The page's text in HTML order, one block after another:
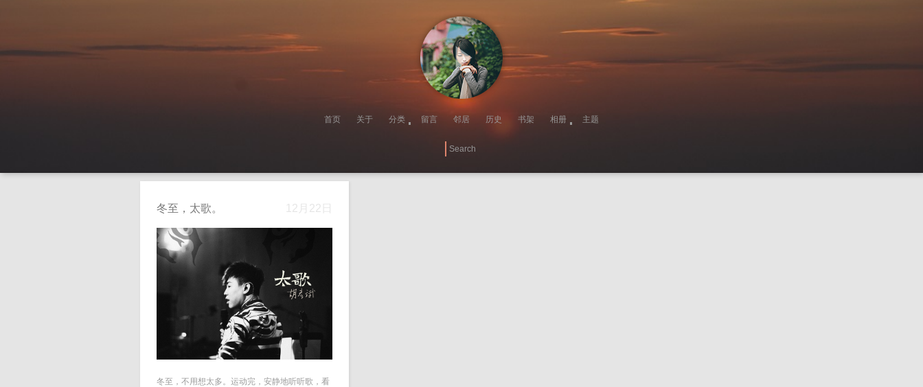
首页 关于 分类 留言 邻居 历史 书架 相册 主题
冬至，太歌。 12月22日
冬至，不用想太多。运动完，安静地听听歌，看